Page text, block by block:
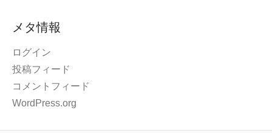
メタ情報
ログイン
投稿フィード
コメントフィード
WordPress.org